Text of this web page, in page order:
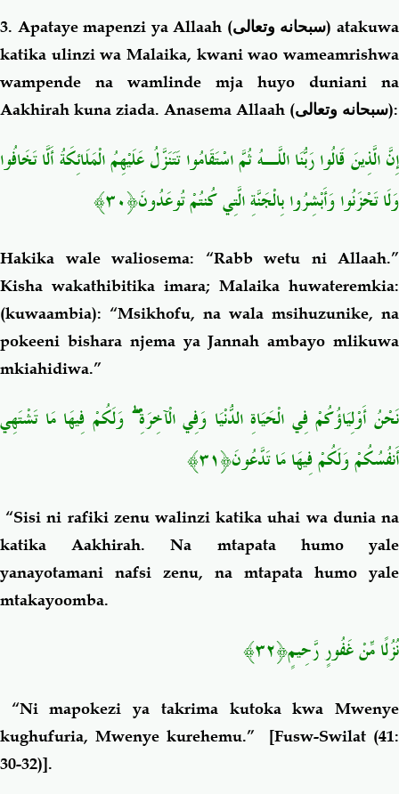
3. Apataye mapenzi ya Allaah (سبحانه وتعالى) atakuwa
katika ulinzi wa Malaika, kwani wao wameamrishwa
wampende na wamlinde mja huyo duniani na
Aakhirah kuna ziada. Anasema Allaah (سبحانه وتعالى):
إِنَّ الَّذِينَ قَالُوا رَبُّنَا اللَّـهُ ثُمَّ اسْتَقَامُوا تَتَنَزَّلُ عَلَيْهِمُ الْمَلَائِكَةُ أَلَّا تَخَافُوا
وَلَا تَحْزَنُوا وَأَبْشِرُوا بِالْجَنَّةِ الَّتِي كُنتُمْتُوعَدُونَ﴿٣٠﴾
Hakika wale waliosema: “Rabb wetu ni Allaah.”
Kisha wakathibitika imara; Malaika huwateremkia:
(kuwaambia): “Msikhofu, na wala msihuzunike, na
pokeeni bishara njema ya Jannah ambayo mlikuwa
mkiahidiwa.”
نَحْنُ أَوْلِيَاؤُكُمْ فِي الْحَيَاةِ الدُّنْيَا وَفِي الْآخِرَةِۖ وَلَكُمْ فِيهَا مَا تَشْتَهِي
أَنفُسُكُمْ وَلَكُمْ فِيهَا مَا تَدَّعُونَ﴿٣١﴾
“Sisi ni rafiki zenu walinzi katika uhai wa dunia na
katika Aakhirah. Na mtapata humo yale
yanayotamani nafsi zenu, na mtapata humo yale
mtakayoomba.
نُزُلًا مِّنْ غَفُورٍ رَّحِيمٍ﴿٣٢﴾
“Ni mapokezi ya takrima kutoka kwa Mwenye
kughufuria, Mwenye kurehemu.”
[Fusw-Swilat (41:
30-32)].